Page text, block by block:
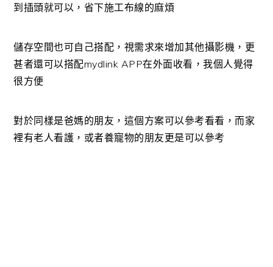
到插頭就可以，省下施工布線的麻煩
儲存空間也可自己搭配，視需求來增加其他攝影機，更
甚者還可以搭配mydlink APP在外面收看，我個人覺得
很方便
對於同樣是爸媽的朋友，這個方案可以參考看看，而家
裡有老人看護，或者養寵物的朋友更是可以參考